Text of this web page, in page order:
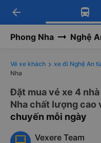
Tải app
Nhận ưu
Tải app
-30k/ghế
arrow_back
Phong Nha Nghệ
Vé xe khách xe đi Nghệ An
Nha
Đặt mua vé xe 4
Nha chất lượng cao
chuyến mỗi ngày
Vexere Team